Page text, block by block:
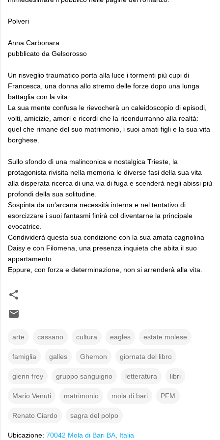
Polveri
Anna Carbonara
pubblicato da Gelsorosso
Un risveglio traumatico porta alla luce i tormenti più cupi di
Francesca, una donna allo stremo delle forze dopo una lunga
battaglia con la vita.
La sua mente confusa le rievocherà un caleidoscopio di episodi,
volti, amicizie, amori e ricordi che la ricondurranno alla realtà:
quel che rimane del suo matrimonio, i suoi amati figli e la sua vita
borghese.
Sullo sfondo di una malinconica e nostalgica Trieste, la
protagonista rivisita nella memoria le diverse fasi della sua vita
alla disperata ricerca di una via di fuga e scenderà negli abissi più
profondi della sua solitudine.
Sospinta da un'arcana necessità interna e nel tentativo di
esorcizzare i suoi fantasmi finirà col diventarne la principale
evocatrice.
Condividerà questa sua condizione con la sua amata cagnolina
Daisy e con Filomena, una presenza inquieta che abita il suo
appartamento.
Eppure, con forza e determinazione, non si arrenderà alla vita.
arte cassano cultura eagles estate molese
famiglia galles Ghemon giornata del libro
glenn frey gruppo sanguigno letteratura libri
Mario Venuti matrimonio mola di bari PFM
Renato Ciardo sagra del polpo
Ubicazione: 70042 Mola di Bari BA, Italia